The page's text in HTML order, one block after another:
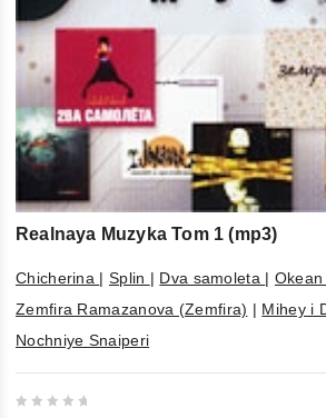
Realnaya Muzyka Tom 1 (mp3)
Chicherina | Splin | Dva samoleta |
Zemfira Ramazanova (Zemfira) | Mihey i
Nochniye Snaiperi